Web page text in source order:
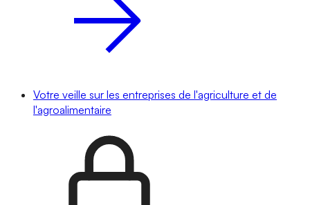
Votre veille sur les entreprises de l'agriculture et de
l'agroalimentaire